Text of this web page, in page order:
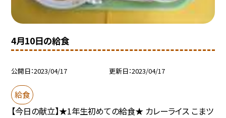
4月10日の給食
公開日 2023/04/17 更新日 2023/04/17
給食
【今日の献立】★1年生初めての給食★ カレーライス こまツ